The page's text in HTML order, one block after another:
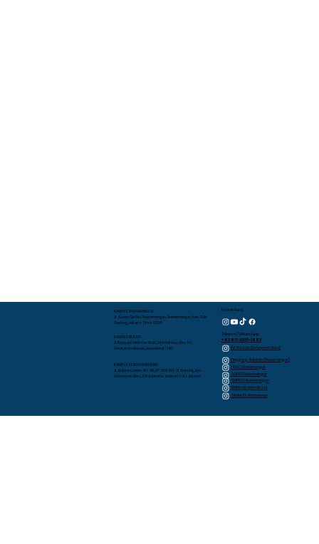
KAMPUS RAWAMANGUN
Jl. Sunan Giri No.1 Rawamangun, Rawamangun, Kec. Pulo
Gadung, Jakarta Timur 13220
KAMPUS BEKASI
Jl. Raya Jati Makmur No.10, Jatimakmur, Kec. Pd.
Gede, Kota Bekasi, Jawa Barat 17413
KAMPUS KEBAYORAN BARU
JL. Bujana Dalam, NO. 48, RT. 009, RW. 01, Gunung, Kec.
Kebayoran Baru, Kota Jakarta Selatan, D.K.I. Jakarta
Kontak Kami
Telepon/WhatsApp
+62 817-0337-1952
RA Sakinah (Kebayoran Baru)
Playgroup Sakinah (Rawamangun)
TKIA 13 Rawamangun
SDIA 13 Rawamangun
SMPIA 12 Rawamangun
SMPIA 55 Jatimakmur
SMAIA 33 Jatimakmur